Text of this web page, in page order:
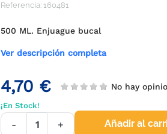
Referencia: 160481
500 ML. Enjuague bucal
Ver descripción completa
4,70 € No hay
¡En Stock!
- + Añadir al